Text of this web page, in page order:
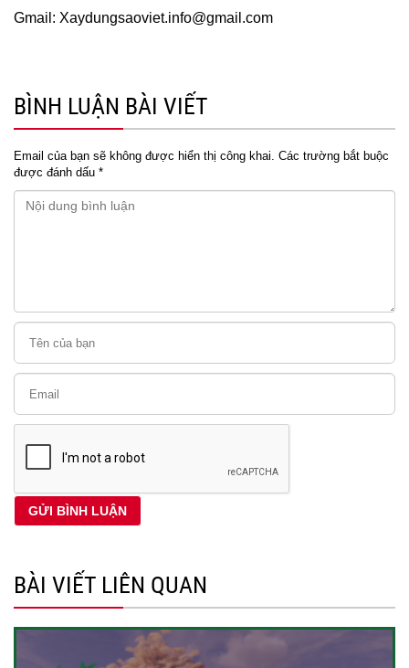
Gmail: Xaydungsaoviet.info@gmail.com
BÌNH LUẬN BÀI VIẾT
Email của bạn sẽ không được hiển thị công khai. Các trường bắt buộc
được đánh dấu *
BÀI VIẾT LIÊN QUAN